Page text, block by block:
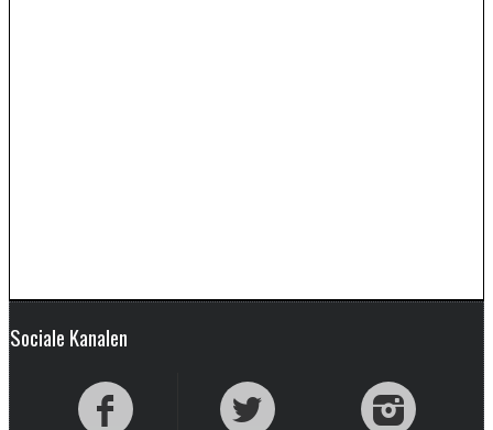
Sociale Kanalen